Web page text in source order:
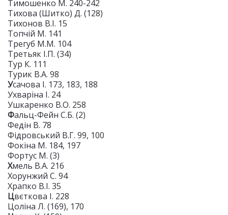
Тимошенко М. 240-242
Тихова (Шитко) Д. (128)
Тихонов В.І. 15
Топчій М. 141
Трегуб М.М. 104
Третьяк І.П. (34)
Тур К. 111
Турик В.А. 98
Усачова І. 173, 183, 188
Ухваріна І. 24
Ушкаренко В.О. 258
Фальц-Фейн С.Б. (2)
Федін В. 78
Фідровський В.Г. 99, 100
Фокіна М. 184, 197
Фортус М. (3)
Хмель В.А. 216
Хорунжий С. 94
Храпко В.І. 35
Цвєткова І. 228
Цоліна Л. (169), 170